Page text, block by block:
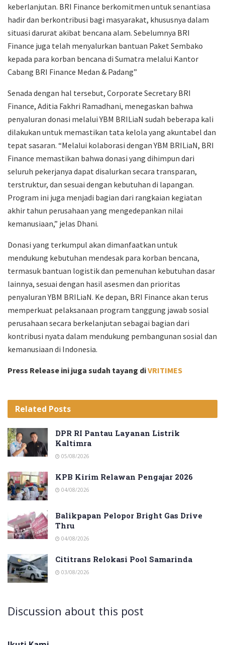
keberlanjutan. BRI Finance berkomitmen untuk senantiasa
hadir dan berkontribusi bagi masyarakat, khususnya dalam
situasi darurat akibat bencana alam. Sebelumnya BRI
Finance juga telah menyalurkan bantuan Paket Sembako
kepada para korban bencana di Sumatra melalui Kantor
Cabang BRI Finance Medan & Padang”
Senada dengan hal tersebut, Corporate Secretary BRI
Finance, Aditia Fakhri Ramadhani, menegaskan bahwa
penyaluran donasi melalui YBM BRILiaN sudah beberapa kali
dilakukan untuk memastikan tata kelola yang akuntabel dan
tepat sasaran. “Melalui kolaborasi dengan YBM BRILiaN, BRI
Finance memastikan bahwa donasi yang dihimpun dari
seluruh pekerjanya dapat disalurkan secara transparan,
terstruktur, dan sesuai dengan kebutuhan di lapangan.
Program ini juga menjadi bagian dari rangkaian kegiatan
akhir tahun perusahaan yang mengedepankan nilai
kemanusiaan,” jelas Dhani.
Donasi yang terkumpul akan dimanfaatkan untuk
mendukung kebutuhan mendesak para korban bencana,
termasuk bantuan logistik dan pemenuhan kebutuhan dasar
lainnya, sesuai dengan hasil asesmen dan prioritas
penyaluran YBM BRILiaN. Ke depan, BRI Finance akan terus
memperkuat pelaksanaan program tanggung jawab sosial
perusahaan secara berkelanjutan sebagai bagian dari
kontribusi nyata dalam mendukung pembangunan sosial dan
kemanusiaan di Indonesia.
Press Release ini juga sudah tayang diVRITIMES
Related Posts
DPR RI Pantau Layanan Listrik
Kaltimra
05/08/2026
KPB Kirim Relawan Pengajar 2026
04/08/2026
Balikpapan Pelopor Bright Gas Drive
Thru
04/08/2026
Cititrans Relokasi Pool Samarinda
03/08/2026
Discussion about this post